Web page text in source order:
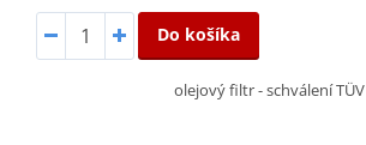
Do košíka
olejový filtr - schválení TÜV